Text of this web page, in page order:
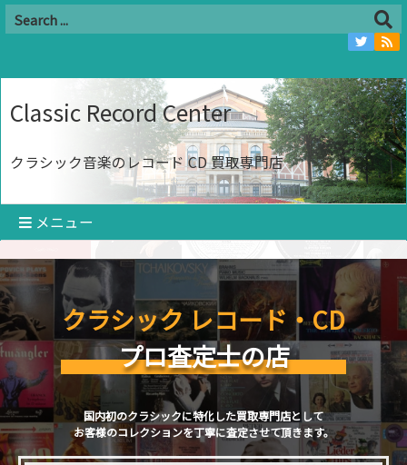
Classic Record Center
クラシック音楽のレコード CD 買取専門店
メニュー
クラシック レコード・CD
プロ査定士の店
国内初のクラシックに特化した買取専門店として
お客様のコレクションを丁寧に査定させて頂きます。